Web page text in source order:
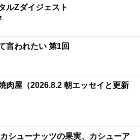
ルZダイジェスト
言われたい 第1回
肉屋（2026.8.2 朝エッセイと更新
カシューナッツの果実、カシューア